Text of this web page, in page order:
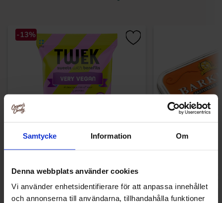
Samtycke Information Om
Denna webbplats använder cookies
Vi använder enhetsidentifierare för att anpassa innehållet
och annonserna till användarna, tillhandahålla funktioner
-13%
21.68 kr 18.90 kr
Köp